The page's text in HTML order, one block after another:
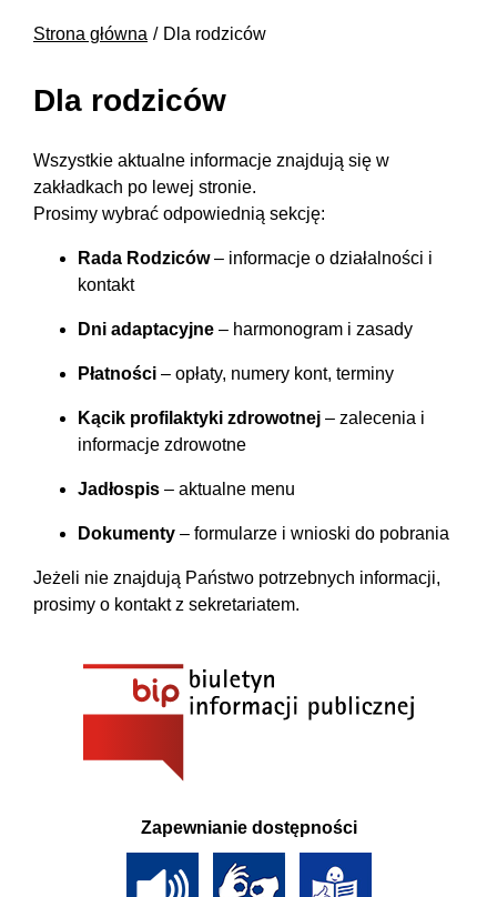
Strona główna Dla rodziców
Dla rodziców
Wszystkie aktualne informacje znajdują się w
zakładkach po lewej stronie.
Prosimy wybrać odpowiednią sekcję:
Rada Rodziców– informacje o działalności i
kontakt
Dni adaptacyjne – harmonogram i zasady
Płatności – opłaty, numery kont, terminy
Kącik profilaktyki zdrowotnej – zalecenia i
informacje zdrowotne
Jadłospis – aktualne menu
Dokumenty – formularze i wnioski do pobrania
Jeżeli nie znajdują Państwo potrzebnych informacji,
prosimy o kontakt z sekretariatem.
Zapewnianie dostępności